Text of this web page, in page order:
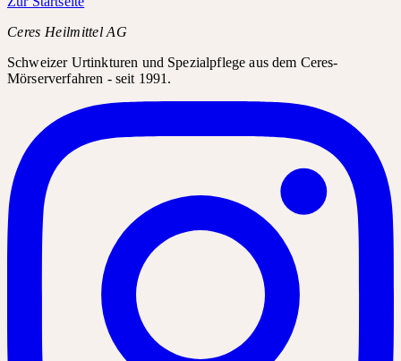
Ceres Heilmittel AG
Schweizer Urtinkturen und Spezialpflege aus dem Ceres-
Mörserverfahren - seit 1991.